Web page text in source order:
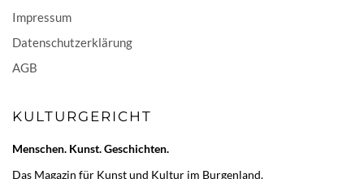
Impressum
Datenschutzerklärung
AGB
KULTURGERICHT
Menschen. Kunst. Geschichten.
Das Magazin für Kunst und Kultur im Burgenland.